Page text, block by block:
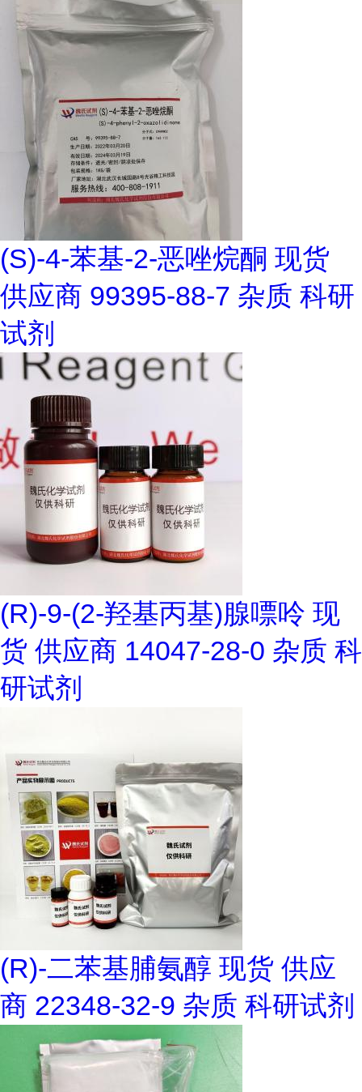
(S)-4-苯基-2-恶唑烷酮 现货
供应商 99395-88-7 杂质 科研
试剂
(R)-9-(2-羟基丙基)腺嘌呤 现
货 供应商 14047-28-0 杂质 科
研试剂
(R)-二苯基脯氨醇 现货 供应
商 22348-32-9 杂质 科研试剂